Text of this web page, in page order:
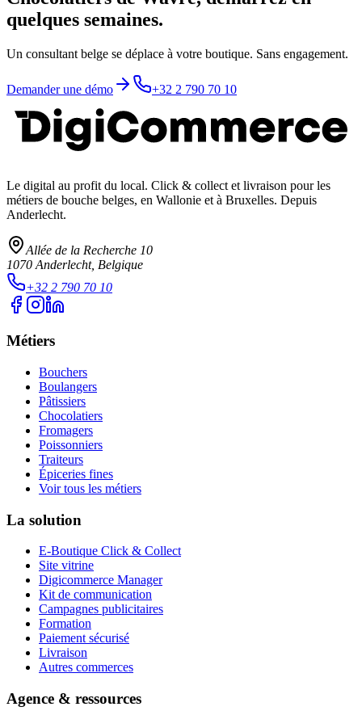
quelques semaines.
Un consultant belge se déplace à votre boutique. Sans engagement.
Demander une démo +32 2 790 70 10
Le digital au profit du local. Click & collect et livraison pour les
métiers de bouche belges, en Wallonie et à Bruxelles. Depuis
Anderlecht.
Allée de la Recherche 10
1070 Anderlecht, Belgique
+32 2 790 70 10
Métiers
Bouchers
Boulangers
Pâtissiers
Chocolatiers
Fromagers
Poissonniers
Traiteurs
Épiceries fines
Voir tous les métiers
La solution
E-Boutique Click & Collect
Site vitrine
Digicommerce Manager
Kit de communication
Campagnes publicitaires
Formation
Paiement sécurisé
Livraison
Autres commerces
Agence & ressources